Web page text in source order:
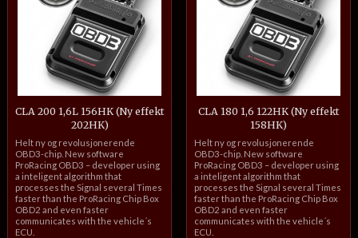
CLA 200 1,6L 156HK (Ny effekt
202HK)
inkl.
mva.
Helt ny og revolusjonerende
OBD3-chip. New software
ProRacing OBD3 – developer using
a inteligent algorithm that
processes the Signal several Times
faster than the ProRacing Chip Box
OBD2 and even faster
communicates with the vehicle´s
ECU.
CLA 180 1,6 122HK (Ny effekt
158HK)
inkl.
mva.
Helt ny og revolusjonerende
OBD3-chip. New software
ProRacing OBD3 – developer using
a inteligent algorithm that
processes the Signal several Times
faster than the ProRacing Chip Box
OBD2 and even faster
communicates with the vehicle´s
ECU.